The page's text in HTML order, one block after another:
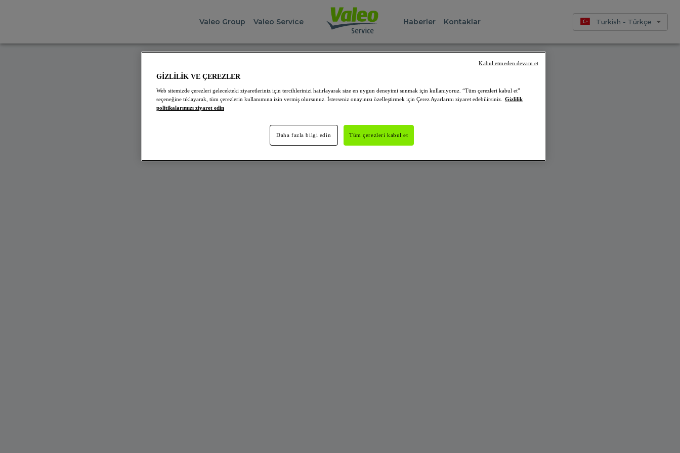
Valeo Group Valeo Service Haberler Kontaklar Turkish - Türkçe
İÇ SUNUCU HATASI
Neler olduğunu bulamıyoruz! Bizi daha sonra ziyaret etmenizi öneririz.
GİZLİLİK VE ÇEREZLER
Web sitemizde çerezleri gelecekteki ziyaretleriniz için tercihlerinizi hatırlayarak size en uygun deneyimi sunmak için kullanıyoruz. “Tüm çerezleri kabul et”
seçeneğine tıklayarak, tüm çerezlerin kullanımına izin vermiş olursunuz. İsterseniz onayınızı özelleştirmek için Çerez Ayarlarını ziyaret edebilirsiniz.
Gizlilik
politikalarımızı ziyaret edin
Tüm çerezleri kabul et
Daha fazla bilgi edin
Kabul etmeden devam et